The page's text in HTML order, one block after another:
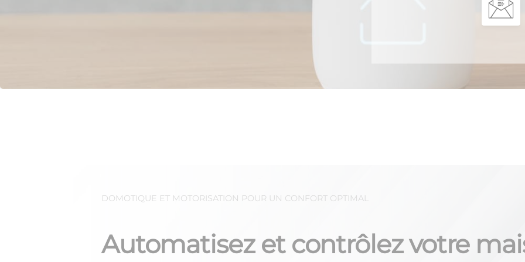
DOMOTIQUE ET MOTORISATION POUR UN CONFORT OPTIMAL
Automatisez et contrôlez votre